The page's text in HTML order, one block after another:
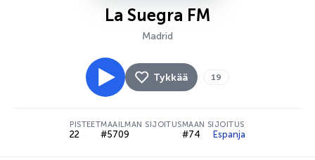
La Suegra FM
Madrid
Tykkää 19
PISTEET
22
MAAILMAN SIJOITUS
#5709
MAAN SIJOITUS
#74 Espanja